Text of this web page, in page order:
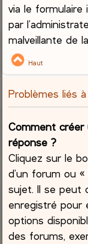
via le
par
malveillante de
Haut
Problèmes liés
Comment
réponse ?
Cliquez sur le
d’un forum ou
sujet. Il se peut
enregistré pour
options
des forums,